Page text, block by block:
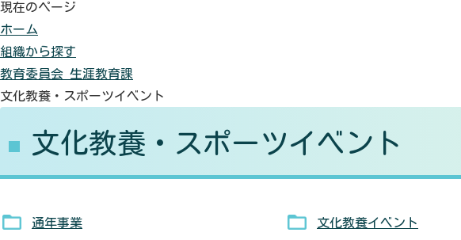
現在のページ
ホーム
組織から探す
教育委員会 生涯教育課
文化教養・スポーツイベント
文化教養・スポーツイベント
通年事業 文化教養イベント